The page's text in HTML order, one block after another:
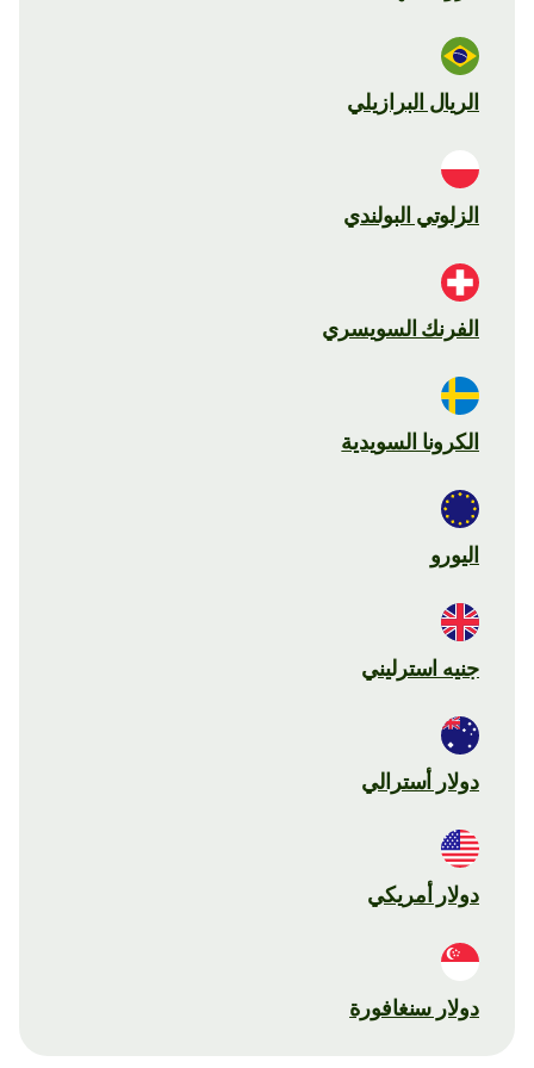
الريال البرازيلي
الزلوتي البولندي
الفرنك السويسري
الكرونا السويدية
اليورو
جنيه استرليني
دولار أسترالي
دولار أمريكي
دولار سنغافورة